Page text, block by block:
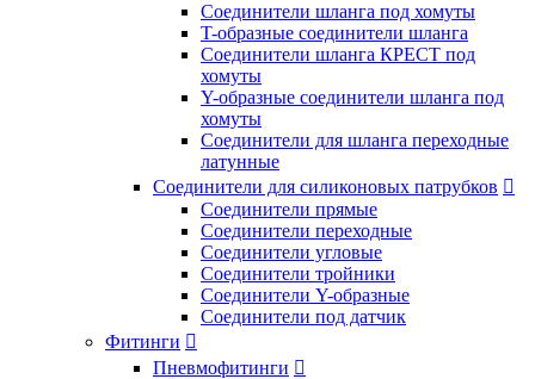
Соединители шланга под хомуты
T-образные соединители шланга
Соединители шланга КРЕСТ под
хомуты
Y-образные соединители шланга под
хомуты
Соединители для шланга переходные
латунные
Соединители для силиконовых патрубков 
Соединители прямые
Соединители переходные
Соединители угловые
Соединители тройники
Соединители Y-образные
Соединители под датчик
Фитинги 
Пневмофитинги 